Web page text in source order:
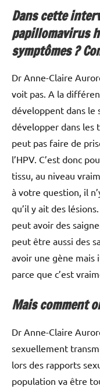
Dans cette
papillomavirus
symptômes ?
Dr Anne-Claire
voit pas. A la
développent dans le
développer dans les
peut pas faire de
l’HPV. C’est donc
tissu, au niveau
à votre question, il
qu’il y ait des
peut avoir des
peut être aussi des
avoir une gène mais
parce que c’est
Mais comment
Dr Anne-Claire
sexuellement
lors des rapports
population va être